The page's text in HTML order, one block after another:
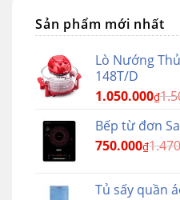
Sản phẩm mới nhất
Lò Nướng
148T/D
1.050.000₫
Bếp từ đơn
750.000₫
Tủ sấy quần